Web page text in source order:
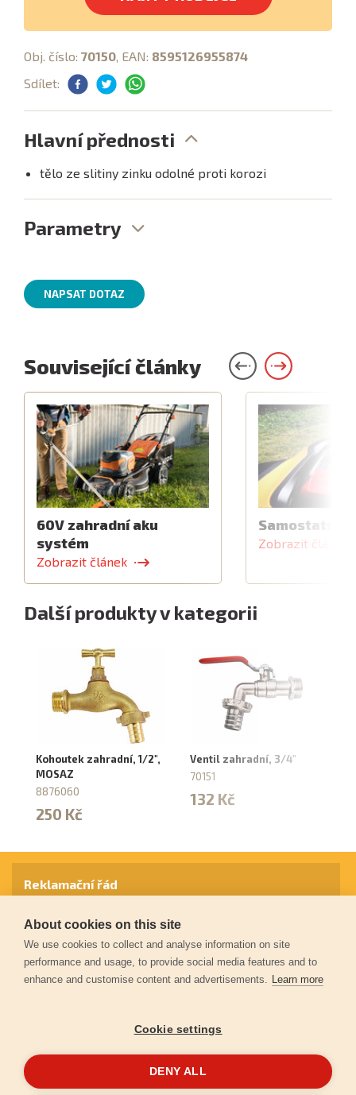
Obj. číslo: 70150, EAN: 8595126955874
Sdílet:
Hlavní přednosti
tělo ze slitiny zinku odolné proti korozi
Parametry
NAPSAT DOTAZ
Související články
60V zahradní aku
systém
Zobrazit článek
Samostatný
Zobrazit článek
Další produkty v kategorii
Kohoutek zahradní, 1/2",
MOSAZ
8876060
250 Kč
Ventil zahradní, 3/4"
70151
132 Kč
© 2026Extol.cz- Všechna práva vyhrazena
Reklamační řád
Záruční podmínky
Ochrana osobních údajů
About cookies on this site
We use cookies to collect and analyse information on site
performance and usage, to provide social media features and to
enhance and customise content and advertisements. Learn more
Cookie settings
DENY ALL